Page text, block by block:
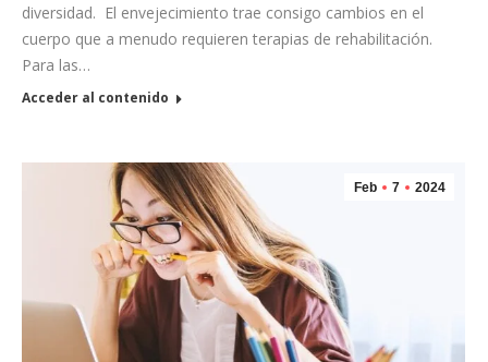
diversidad. El envejecimiento trae consigo cambios en el
cuerpo que a menudo requieren terapias de rehabilitación.
Para las…
Acceder al contenido
Feb 7 2024